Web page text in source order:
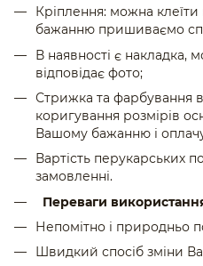
Кріплення: можна
бажанню пришиваємо
В наявності є накладка,
відповідає фото;
Стрижка та фарбування
коригування розмірів
Вашому бажанню і
Вартість перукарських
замовленні.
Переваги
Непомітно і природньо
Швидкий спосіб зміни